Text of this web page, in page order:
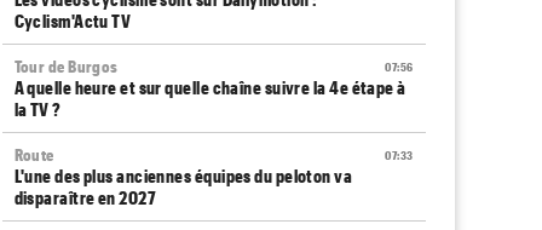
Cyclism'Actu TV
07:56
Tour de Burgos
A quelle heure et sur quelle chaîne suivre la 4e étape à
la TV ?
07:33
Route
L'une des plus anciennes équipes du peloton va
disparaître en 2027